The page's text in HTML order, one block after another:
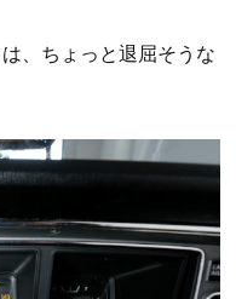
、ちょっと退屈そうな